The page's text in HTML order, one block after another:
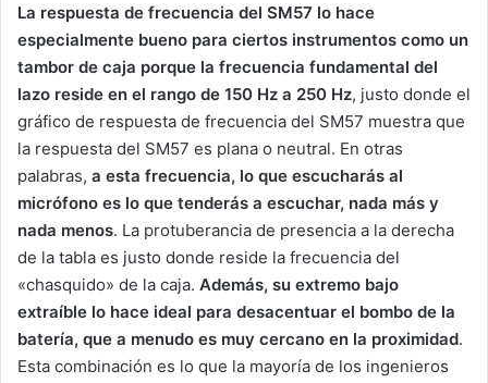
La respuesta de frecuencia del SM57 lo hace
especialmente bueno para ciertos instrumentos como un
tambor de caja porque la frecuencia fundamental del
lazo reside en el rango de 150 Hz a 250 Hz, justo donde el
gráfico de respuesta de frecuencia del SM57 muestra que
la respuesta del SM57 es plana o neutral. En otras
palabras, a esta frecuencia, lo que escucharás al
micrófono es lo que tenderás a escuchar, nada más y
nada menos. La protuberancia de presencia a la derecha
de la tabla es justo donde reside la frecuencia del
«chasquido» de la caja. Además, su extremo bajo
extraíble lo hace ideal para desacentuar el bombo de la
batería, que a menudo es muy cercano en la proximidad.
Esta combinación es lo que la mayoría de los ingenieros